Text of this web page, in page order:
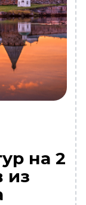
на 2
из